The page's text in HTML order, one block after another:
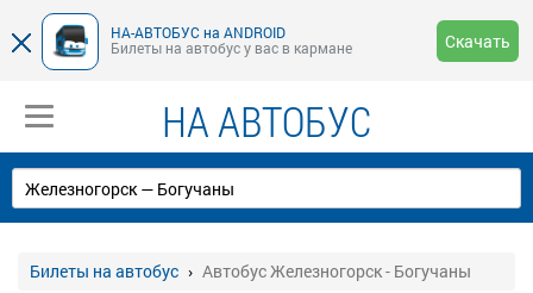
НА-АВТОБУС на ANDROID
Билеты на автобус у вас в кармане
Скачать
НА АВТОБУС
Билеты на автобус Автобус Железногорск - Богучаны